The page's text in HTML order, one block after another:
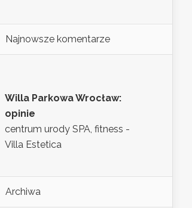
Najnowsze komentarze
Willa Parkowa Wrocław:
opinie
centrum urody SPA, fitness -
Villa Estetica
Archiwa